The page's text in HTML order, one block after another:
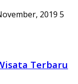
5
Terbaru